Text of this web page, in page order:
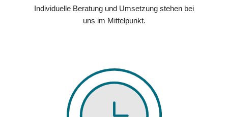
Individuelle Beratung und Umsetzung stehen bei
uns im Mittelpunkt.